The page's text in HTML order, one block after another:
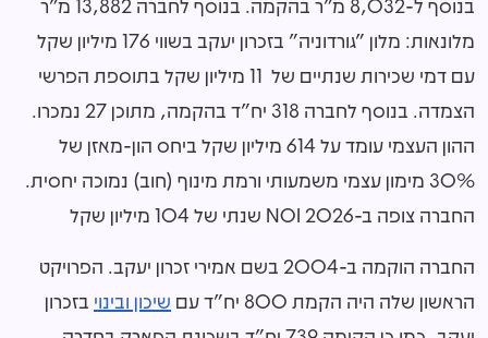
מלונאות: מלון "גורדוניה" בזכרון יעקב בשווי 176 מיליון שקל
עם דמי שכירות שנתיים של 11 מיליון שקל בתוספת הפרשי
הצמדה. בנוסף לחברה 318 יח"ד בהקמה, מתוכן 27 נמכרו.
ההון העצמי עומד על 614 מיליון שקל ביחס הון-מאזן של
30% מימון עצמי משמעותי ורמת מינוף (חוב) נמוכה יחסית.
החברה צופה ב-2026 NOI שנתי של 104 מיליון שקל
החברה הוקמה ב-2004 בשם אמירי זכרון יעקב. הפרויקט
הראשון שלה היה הקמת 800 יח"ד עם
שיכון ובינוי בזכרון